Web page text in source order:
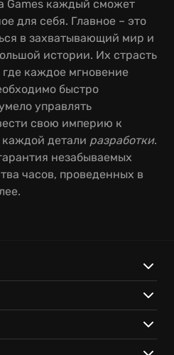
Games каждый сможет
для себя. Главное – это
в захватывающий мир и
истории. Их страсть
где каждое мгновение
быстро
управлять
свою империю к
детали разработки.
незабываемых
часов, проведенных в